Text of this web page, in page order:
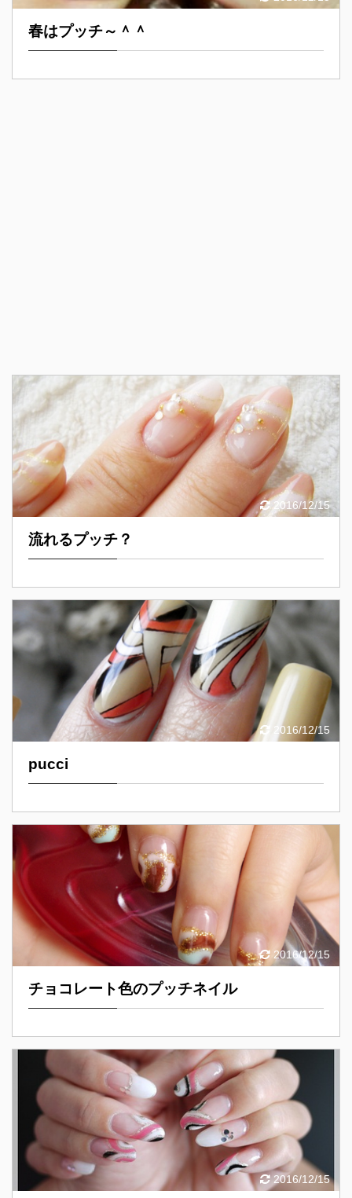
春はプッチ～＾＾
2016/12/15
流れるプッチ？
2016/12/15
pucci
2016/12/15
チョコレート色のプッチネイル
2016/12/15